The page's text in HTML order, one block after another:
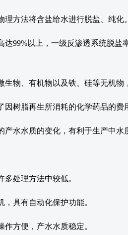
方法将含盐给水进行脱盐、纯化。
达99%以上，一级反渗透系统脱
物、有机物以及铁、硅等无机物
因树脂再生所消耗的化学药品的
产水水质的变化，有利于生产中水
处理方法中较低。
具有自动化保护功能。
方便，产水水质稳定。